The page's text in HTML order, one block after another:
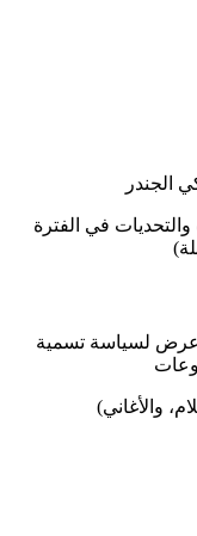
الجندر
في الفترة
عرض لسياسة تسمية
والأغاني)